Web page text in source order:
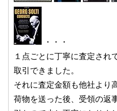
・・・
１点ごとに丁寧に査定され
取引できました。
それに査定金額も他社より
荷物を送った後、受領の返